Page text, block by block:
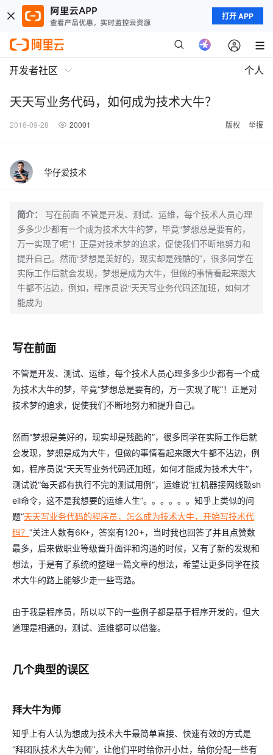
打开 APP
开发者社区 个人
天天写业务代码，如何成为技术大牛？
2016-09-28 20001 版权 举报
华仔爱技术
简介：
写在前面 不管是开发、测试、运维，每个技术人员心理
多多少少都有一个成为技术大牛的梦，毕竟“梦想总是要有的，
万一实现了呢”！正是对技术梦的追求，促使我们不断地努力和
提升自己。然而“梦想是美好的，现实却是残酷的”，很多同学在
实际工作后就会发现，梦想是成为大牛，但做的事情看起来跟大
牛都不沾边，例如，程序员说“天天写业务代码还加班，如何才
能成为
写在前面
不管是开发、测试、运维，每个技术人员心理多多少少都有一个成
为技术大牛的梦，毕竟“梦想总是要有的，万一实现了呢”！正是对
技术梦的追求，促使我们不断地努力和提升自己。
然而“梦想是美好的，现实却是残酷的”，很多同学在实际工作后就
会发现，梦想是成为大牛，但做的事情看起来跟大牛都不沾边，例
如，程序员说“天天写业务代码还加班，如何才能成为技术大牛”，
测试说“每天都有执行不完的测试用例”，运维说“扛机器接网线敲sh
ell命令，这不是我想要的运维人生”。。。。。。知乎上类似的问
题“天天写业务代码的程序员，怎么成为技术大牛，开始写技术代
码？ ”关注人数有6K+，答案有120+，当时我也回答了并且点赞数
最多，后来做职业等级晋升面评和沟通的时候，又有了新的发现和
想法，于是有了系统的整理一篇文章的想法，希望让更多同学在技
术大牛的路上能够少走一些弯路。
由于我是程序员，所以以下的一些例子都是基于程序开发的，但大
道理是相通的，测试、运维都可以借鉴。
几个典型的误区
拜大牛为师
知乎上有人认为想成为技术大牛最简单直接、快速有效的方式是
“拜团队技术大牛为师”，让他们平时给你开小灶，给你分配一些有